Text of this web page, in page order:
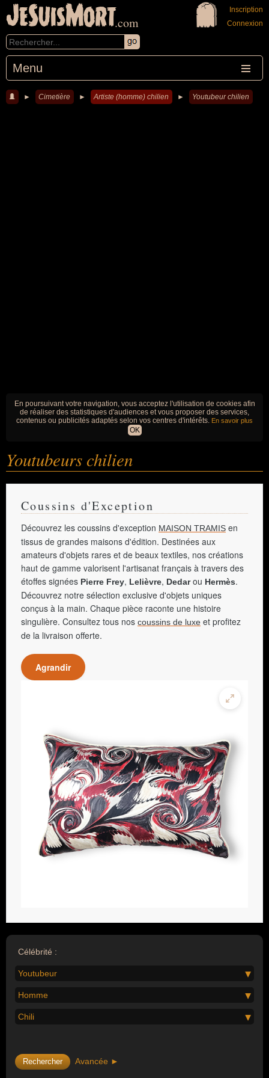
JeSuisMort.com
Menu
Inscription
Connexion
► Cimetière ► Artiste (homme) chilien ► Youtubeur chilien
En poursuivant votre navigation, vous acceptez l'utilisation de cookies afin
de réaliser des statistiques d'audiences et vous proposer des services,
contenus ou publicités adaptés selon vos centres d'intérêts. En savoir plus
OK
Youtubeurs chilien
Coussins d'Exception
Découvrez les coussins d'exception MAISON TRAMIS en
tissus de grandes maisons d'édition. Destinées aux
amateurs d'objets rares et de beaux textiles, nos créations
haut de gamme valorisent l'artisanat français à travers des
étoffes signées Pierre Frey, Lelièvre, Dedarou Hermès.
Découvrez notre sélection exclusive d'objets uniques
conçus à la main. Chaque pièce raconte une histoire
singulière. Consultez tous nos coussins de luxe et profitez
de la livraison offerte.
Agrandir
Célébrité :
Youtubeur
Homme
Chili
Avancée ►